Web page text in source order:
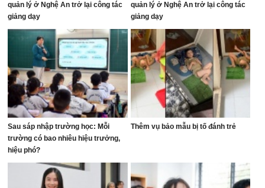
quản lý ở Nghệ An trở lại công tác
giảng dạy
quản lý ở Nghệ An trở lại công tác
giảng dạy
Sau sáp nhập trường học: Mỗi
trường có bao nhiêu hiệu trưởng,
hiệu phó?
Thêm vụ bảo mẫu bị tố đánh trẻ